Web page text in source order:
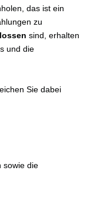
das ist ein
zu
sind, erhalten
und die
Sie dabei
sowie die